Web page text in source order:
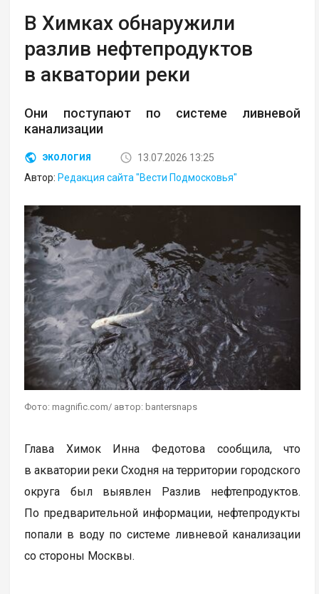
В Химках обнаружили
разлив нефтепродуктов
в акватории реки
Они поступают по системе ливневой
канализации
ЭКОЛОГИЯ
13.07.2026 13:25
Автор: Редакция сайта "Вести Подмосковья"
Фото: magnific.com/ автор: bantersnaps
Глава Химок Инна Федотова сообщила, что
в акватории реки Сходня на территории городского
округа был выявлен Разлив нефтепродуктов.
По предварительной информации, нефтепродукты
попали в воду по системе ливневой канализации
со стороны Москвы.